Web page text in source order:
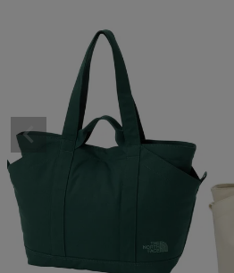
商品が見つからない方はこちら
最近閲覧した商品